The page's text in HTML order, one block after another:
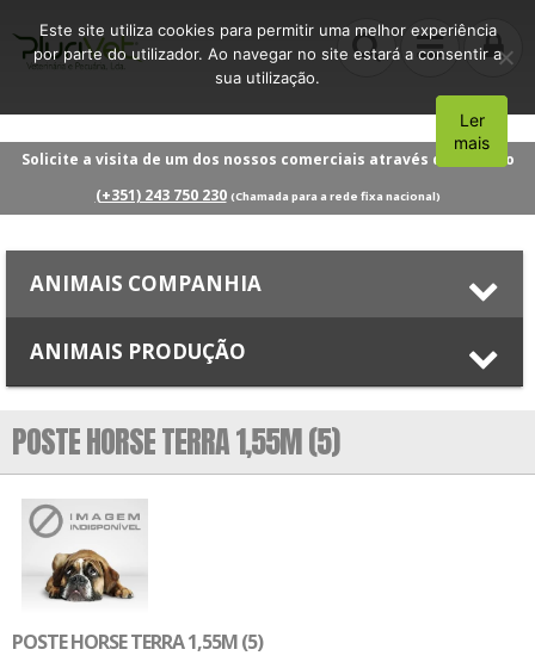
Solicite a visita de um dos nossos comerciais através do número
(+351) 243 750 230 (Chamada para a rede fixa nacional)
ANIMAIS COMPANHIA
ANIMAIS PRODUÇÃO
POSTE HORSE TERRA 1,55M (5)
POSTE HORSE TERRA 1,55M (5)
Este site utiliza cookies para permitir uma melhor experiência
por parte do utilizador. Ao navegar no site estará a consentir a
sua utilização.
Aceito
Ler
mais